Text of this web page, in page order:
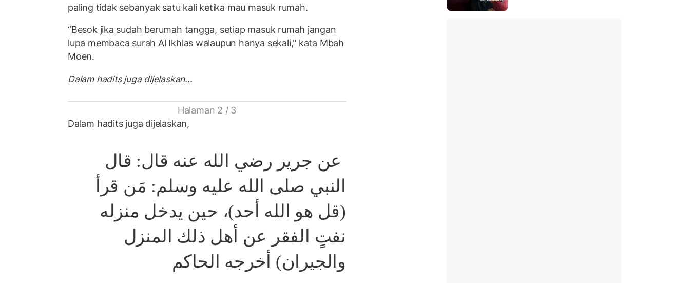
paling tidak sebanyak satu kali ketika mau masuk rumah.
“Besok jika sudah berumah tangga, setiap masuk rumah jangan
lupa membaca surah Al Ikhlas walaupun hanya sekali," kata Mbah
Moen.
Dalam hadits juga dijelaskan...
Halaman 2 / 3
Dalam hadits juga dijelaskan,
عن جرير رضي الله عنه قال: قال
النبي صلى الله عليه وسلم: مَن قرأ
(قل هو الله أحد)، حين يدخل منزله
نفتٍ الفقر عن أهل ذلك المنزل
والجيران) أخرجه الحاكم